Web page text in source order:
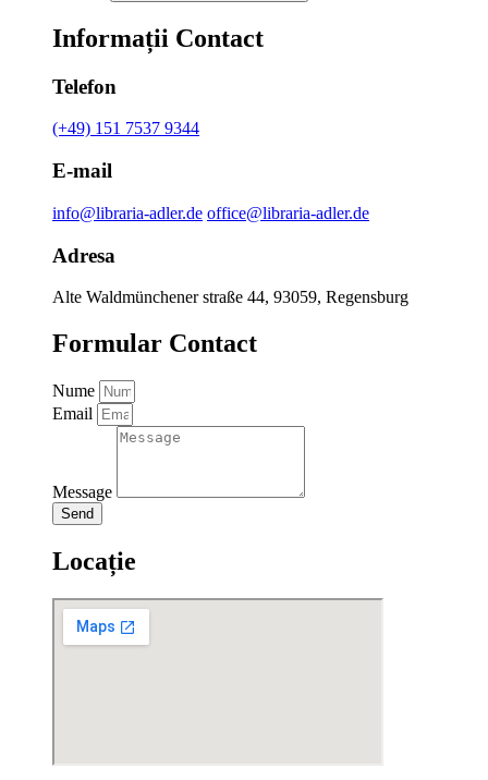
Informații Contact
Telefon
(+49) 151 7537 9344
E-mail
info@libraria-adler.de office@libraria-adler.de
Adresa
Alte Waldmünchener straße 44, 93059, Regensburg
Formular Contact
Nume
Email
Message
Send
Locație